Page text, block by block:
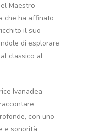
Maestro
che ha affinato
il suo
di esplorare
classico al
Ivanadea
con uno
e sonorità